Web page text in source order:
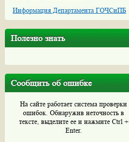
Информация Департамента ГОЧСиПБ
Полезно знать
Сообщить об ошибке
На сайте работает система проверки
ошибок. Обнаружив неточность в
тексте, выделите ее и нажмите Ctrl +
Enter.